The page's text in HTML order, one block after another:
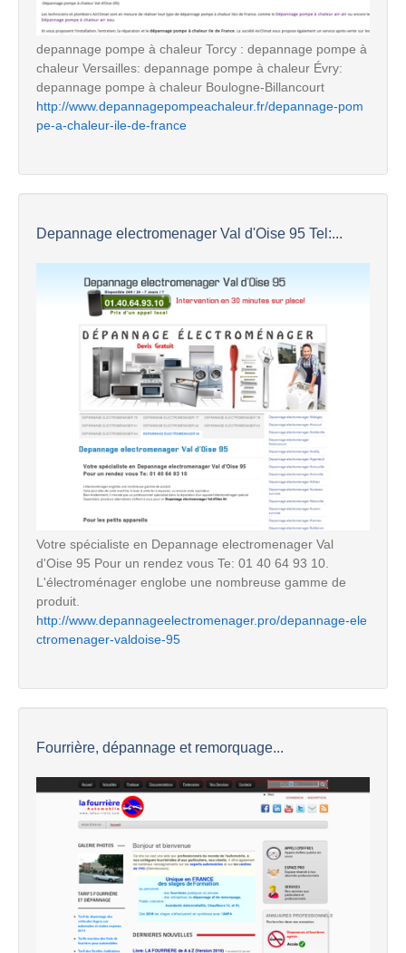
depannage pompe à chaleur Torcy : depannage pompe à
chaleur Versailles: depannage pompe à chaleur Évry:
depannage pompe à chaleur Boulogne-Billancourt
http://www.depannagepompeachaleur.fr/depannage-pom
pe-a-chaleur-ile-de-france
Depannage electromenager Val d'Oise 95 Tel:...
Votre spécialiste en Depannage electromenager Val
d'Oise 95 Pour un rendez vous Te: 01 40 64 93 10.
L'électroménager englobe une nombreuse gamme de
produit.
http://www.depannageelectromenager.pro/depannage-ele
ctromenager-valdoise-95
Fourrière, dépannage et remorquage...